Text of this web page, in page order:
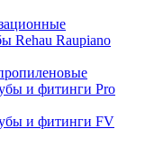
Rehau Raupiano
и фитинги Pro
и фитинги FV